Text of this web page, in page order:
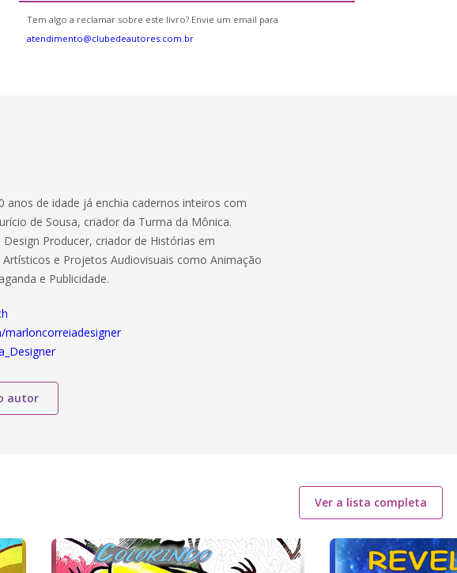
Tem algo a reclamar sobre este livro? Envie um email para
atendimento@clubedeautores.com.br
anos de idade já enchia cadernos inteiros com
de Sousa, criador da Turma da Mônica.
Producer, criador de Histórias em
e Projetos Audiovisuais como Animação
e Publicidade.
autor
Ver a lista completa